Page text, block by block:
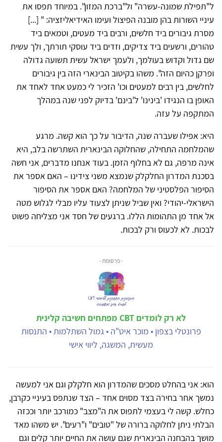
ל"תפילת שמונה-עשרה" ול"ברכת המזון". במיוחד תפסו את
עיניי השורות בהן מובנה הפיצול ועימו האידיאליזציה: " [...]
מסרת גיבורים ביד חלשים, ורבים ביד מעטים, וטמאים ביד
טהורים, ורשעים ביד צדיקים, וזדים ביד עוסקי תורתך, ולך עשית
שם גדול וקדוש בעולמך, ולעמך ישראל עשית תשועה גדולה
ופרקן כהיום הזה". משהו בקיטוב הבינארי הזה בין גיבורים
לחלשים, בין רבים למעטים וכו' הזכיר לי כמעט אחד לאחד את
האופן בו הנגידו 'בינינו' ל'בינם' בדיוק לפני שנה במהלך
המתקפה על עזה.
היא: אפילו שעברה שנה, הדיבור על כך הוא קשה. מרגע
שהמלחמה התחילה, שהחלוקה הבינארית השתרשה בלב, היא
אינה מרפה, גם לא בחלוף הזמן. בעוד אנחנו מדברים, אני חשה
בסכנת המדרון החלקלק שנמצא משני צידינו – האם אספר את
הסיפור הפלסטיני של המלחמה? האם אספר את הסיפור
הישראלי-יהודי? ואין שביל שניתן לצעוד עליו מבלי לגלוש מטה
אל אחד מן התהומות הללו. ברגעים של חסד אני מצליחה פשוט
לבכות. לא לכעוס ורק לבכות.
- פרסומת -
לא רק לומדים CBT מפתחים חשיבה קלינית
פרונטלי בצפון • מוכר איט"ה • גמול השתלמות • התנסות
מעשית, המשגה, ליווי אישי
הוא: אני בהחלט מסכים שהמדרון הוא חלקלק וגם אני למעשה
נמשך אחר בחירה בצד מסוים אחד – הצד שנתפס בעיניי כקרבן,
כחלש. קשה לי בעצמי לתפוס את ה"מצב" כמורכב יותר וככזה
הבלתי ניתן לחלוקה ברורה של "טובים" ו"רעים". יש משהו מאד
מושך בהבחנה הבינארית שגם עושה את החיים יותר קלים וגם